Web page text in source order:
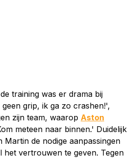
training was er drama bij
grip, ik ga zo crashen!',
zijn team, waarop Aston
meteen naar binnen.' Duidelijk
Martin de nodige aanpassingen
het vertrouwen te geven. Tegen